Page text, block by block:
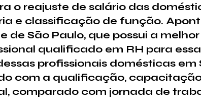
o reajuste de salário das
e classificação de função.
de São Paulo, que possui a
qualificado em RH para
profissionais domésticas em
com a qualificação,
comparado com jornada de